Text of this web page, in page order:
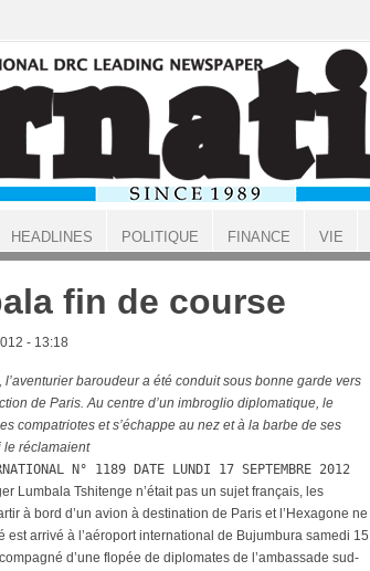
fin de course
- 13:18
l’aventurier baroudeur a été conduit sous bonne garde vers
de Paris. Au centre d’un imbroglio diplomatique, le
compatriotes et s’échappe au nez et à la barbe de ses
le réclamaient
N° 1189 DATE LUNDI 17 SEPTEMBRE 2012
Lumbala Tshitenge n’était pas un sujet français, les
à bord d’un avion à destination de Paris et l’Hexagone ne
arrivé à l’aéroport international de Bujumbura samedi 15
d’une flopée de diplomates de l’ambassade sud-
HEADLINES POLITIQUE FINANCE VIE